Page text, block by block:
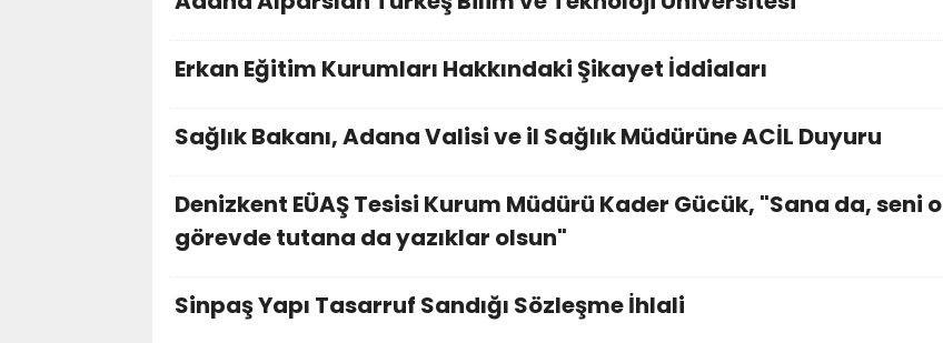
Erkan Eğitim Kurumları Hakkındaki Şikayet İddiaları
Sağlık Bakanı, Adana Valisi ve il Sağlık Müdürüne ACİL Duyuru
Denizkent EÜAŞ Tesisi Kurum Müdürü Kader Gücük, "Sana da, seni o
görevde tutana da yazıklar olsun"
Sinpaş Yapı Tasarruf Sandığı Sözleşme İhlali